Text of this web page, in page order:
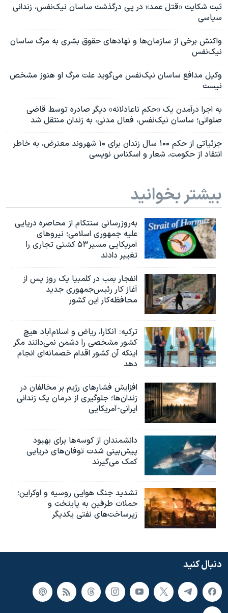
ثبت شکایت «قتل عمد» در پی درگذشت ساسان نیک‌نفس، زندانی
سیاسی
واکنش برخی از سازمان‌ها و نهادهای حقوق بشری به مرگ ساسان
نیک‌نفس
وکیل مدافع ساسان نیک‌نفس می‌گوید علت مرگ او هنوز مشخص
نیست
به اجرا درآمدن یک «حکم ناعادلانه» دیگر صادره توسط قاضی
صلواتی؛ ساسان نیک‌نفس، فعال مدنی، به زندان منتقل شد
جزئیاتی از حکم ۱۰۰ سال زندان برای ۱۰ شهروند معترض، به خاطر
انتقاد از حکومت، شعار و اسکناس نویسی
بیشتر بخوانید
به‌روزرسانی سنتکام از محاصره دریایی
علیه جمهوری اسلامی؛ نیروهای
آمریکایی مسیر۵۳ کشتی تجاری را
تغییر دادند
انفجار بمب‌‌ در کلمبیا یک روز پس از
آغاز کار رئیس‌جمهوری جدید
محافظه‌کار این کشور
ترکیه: آنکارا، ریاض و اسلام‌آباد هیچ
کشور مشخصی را دشمن نمی‌دانند مگر
اینکه آن کشور اقدام خصمانه‌ای انجام
دهد
افزایش فشارهای رژیم بر مخالفان در
زندان‌ها؛ جلوگیری از درمان یک زندانی
ایرانی-آمریکایی
دانشمندان از کوسه‌ها برای بهبود
پیش‌بینی شدت توفان‌های دریایی
کمک می‌گیرند
تشدید جنگ هوایی روسیه و اوکراین؛
حملات طرفین به پایتخت‌ و
زیرساخت‌های نفتی یکدیگر
دنبال کنید